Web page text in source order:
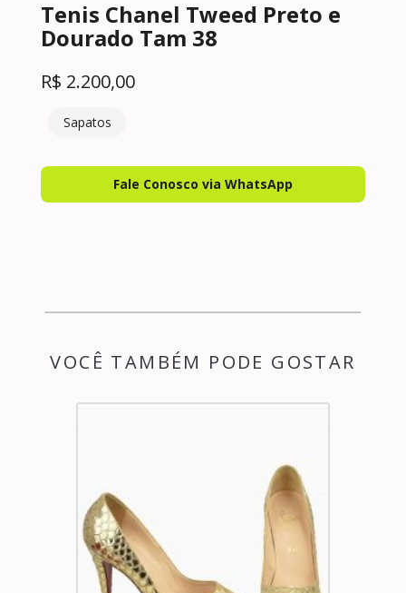
Tenis Chanel Tweed Preto e
Dourado Tam 38
R$ 2.200,00
Sapatos
Fale Conosco via WhatsApp
VOCÊ TAMBÉM PODE GOSTAR